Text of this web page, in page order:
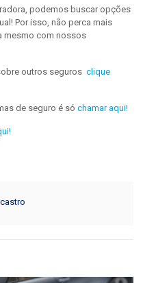
podemos buscar opções
Por isso, não perca mais
mesmo com nossos
outros seguros clique
de seguro é só chamar aqui!